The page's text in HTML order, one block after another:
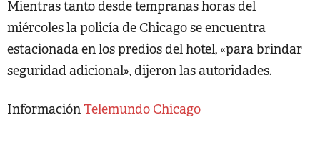
Mientras tanto desde tempranas horas del
miércoles la policía de Chicago se encuentra
estacionada en los predios del hotel, «para brindar
seguridad adicional», dijeron las autoridades.
InformaciónTelemundo Chicago